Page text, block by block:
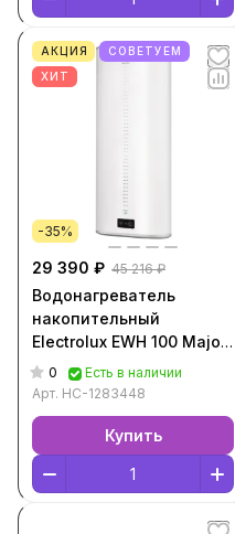
АКЦИЯ
СОВЕТУЕМ
ХИТ
-35%
29 390 ₽ 45 216 ₽
Водонагреватель
накопительный
Electrolux EWH 100 Major
LZR 3 [100 л, V/H ,2 кВт,
Белый, НС-1283448]
0
Есть в наличии
Арт. НС-1283448
Купить